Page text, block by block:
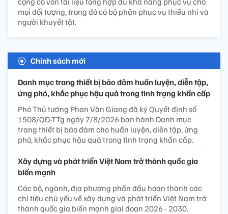
mọi đối tượng, trong đó có bộ phận phục vụ thiếu nhi và
người khuyết tật.
Chính sách mới
Danh mục trang thiết bị bảo đảm huấn luyện, diễn tập,
ứng phó, khắc phục hậu quả trong tình trạng khẩn cấp
Phó Thủ tướng Phan Văn Giang đã ký Quyết định số
1508/QĐ-TTg ngày 7/8/2026 ban hành Danh mục
trang thiết bị bảo đảm cho huấn luyện, diễn tập, ứng
phó, khắc phục hậu quả trong tình trạng khẩn cấp.
Xây dựng và phát triển Việt Nam trở thành quốc gia
biển mạnh
Các bộ, ngành, địa phương phấn đấu hoàn thành các
chỉ tiêu chủ yếu về xây dựng và phát triển Việt Nam trở
thành quốc gia biển mạnh giai đoạn 2026 - 2030.